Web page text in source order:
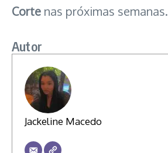
Corte nas próximas semanas.
Autor
Jackeline Macedo